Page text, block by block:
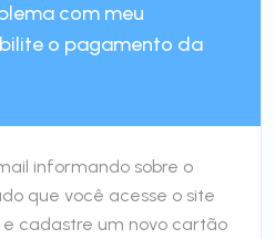
com meu
o pagamento da
informando sobre o
que você acesse o site
cadastre um novo cartão